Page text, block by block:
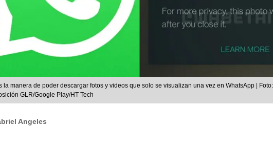
la manera de poder descargar fotos y videos que solo se visualizan una vez en WhatsApp | Foto:
GLR/Google Play/HT Tech
Angeles